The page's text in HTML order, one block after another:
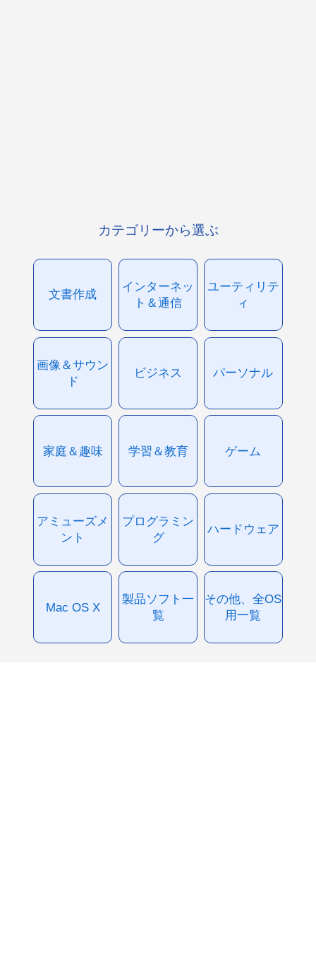
カテゴリーから選ぶ
文書作成
インターネッ
ト＆通信
ユーティリテ
ィ
画像＆サウン
ド
ビジネス パーソナル
家庭＆趣味 学習＆教育 ゲーム
アミューズメ
ント
プログラミン
グ
ハードウェア
Mac OS X
製品ソフト一
覧
その他、全OS
用一覧